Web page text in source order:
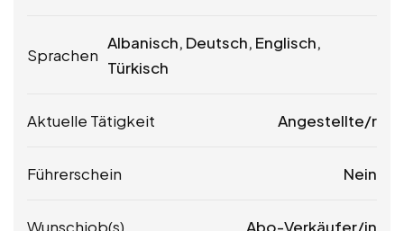
Sprachen
Albanisch, Deutsch, Englisch,
Türkisch
Aktuelle Tätigkeit Angestellte/r
Führerschein Nein
Wunschjob(s) Abo-Verkäufer/in